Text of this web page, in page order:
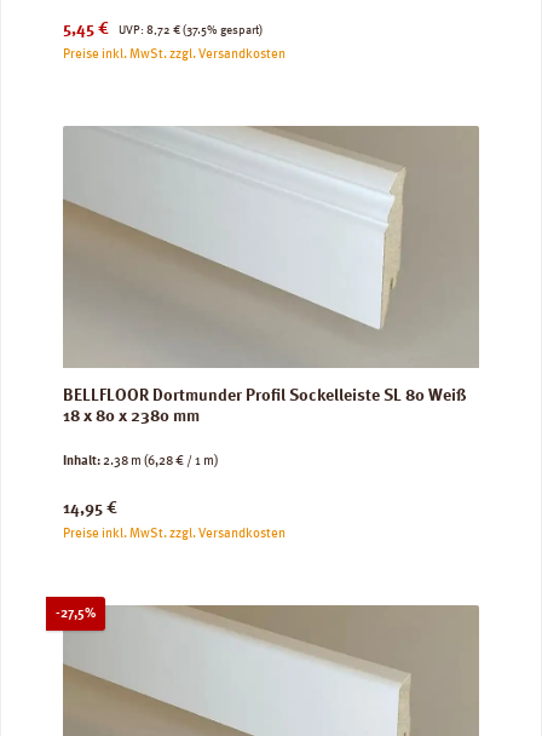
Verkaufspreis:
5,45 € UVP:
Regulärer Preis:
8,72 € (37.5% gespart)
Preise inkl. MwSt. zzgl. Versandkosten
BELLFLOOR Dortmunder Profil Sockelleiste SL 80 Weiß
18 x 80 x 2380 mm
Inhalt:2.38 m (6,28 € / 1 m)
Regulärer Preis:
14,95 €
Preise inkl. MwSt. zzgl. Versandkosten
-27,5%Rabatt